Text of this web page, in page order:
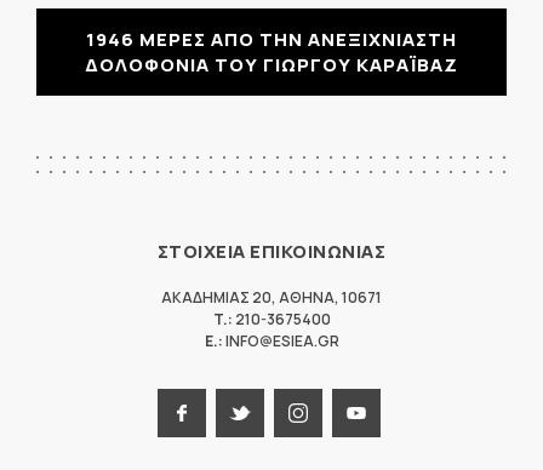
1946 ΜΕΡΕΣ ΑΠΟ ΤΗΝ ΑΝΕΞΙΧΝΙΑΣΤΗ
ΔΟΛΟΦΟΝΙΑ ΤΟΥ ΓΙΩΡΓΟΥ ΚΑΡΑΪΒΑΖ
ΣΤΟΙΧΕΙΑ ΕΠΙΚΟΙΝΩΝΙΑΣ
ΑΚΑΔΗΜΙΑΣ 20, ΑΘΗΝΑ, 10671
T.: 210-3675400
E.:INFO@ESIEA.GR